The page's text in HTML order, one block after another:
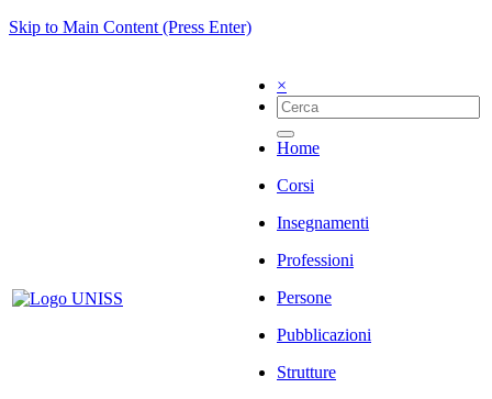
Skip to Main Content (Press Enter)
×
Home
Corsi
Insegnamenti
Professioni
Persone
Pubblicazioni
Strutture